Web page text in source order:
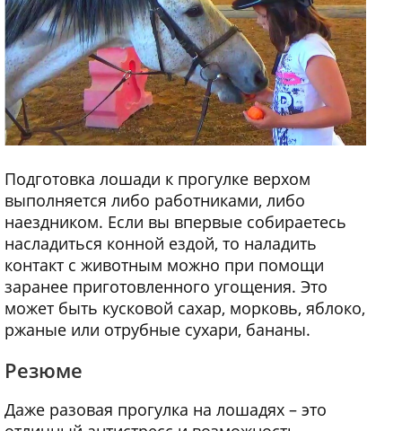
Подготовка лошади к прогулке верхом
выполняется либо работниками, либо
наездником. Если вы впервые собираетесь
насладиться конной ездой, то наладить
контакт с животным можно при помощи
заранее приготовленного угощения. Это
может быть кусковой сахар, морковь, яблоко,
ржаные или отрубные сухари, бананы.
Резюме
Даже разовая прогулка на лошадях – это